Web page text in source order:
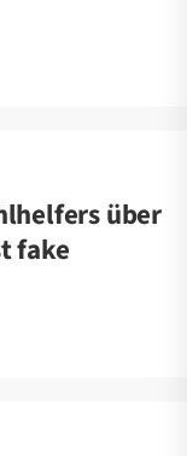
über
fake